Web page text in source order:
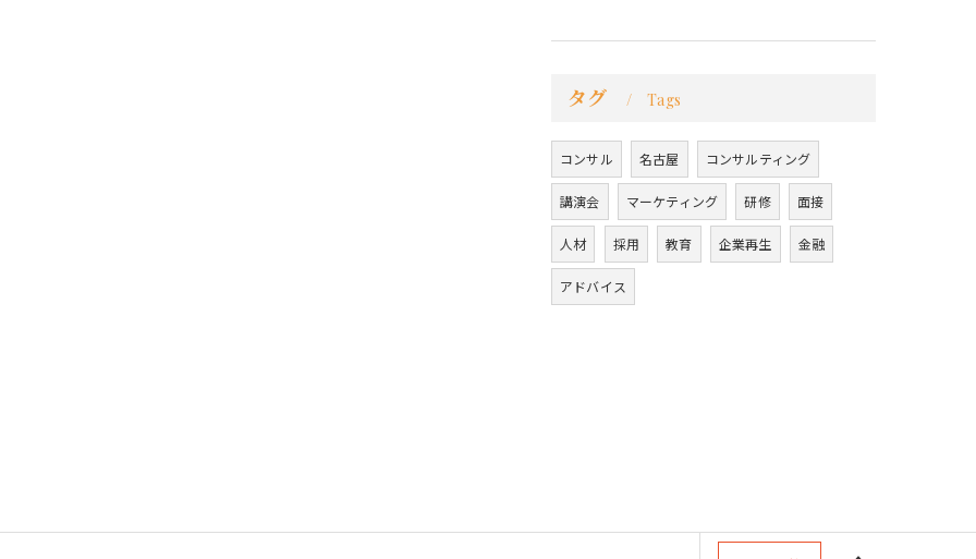
タグ Tags
コンサル 名古屋 コンサルティング
講演会 マーケティング 研修 面接
人材 採用 教育 企業再生 金融
アドバイス